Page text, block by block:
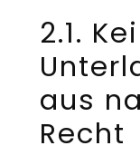
2.1.
aus
Recht